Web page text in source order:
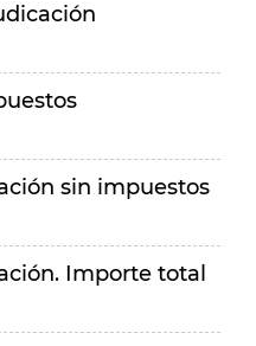
sin impuestos
Importe total